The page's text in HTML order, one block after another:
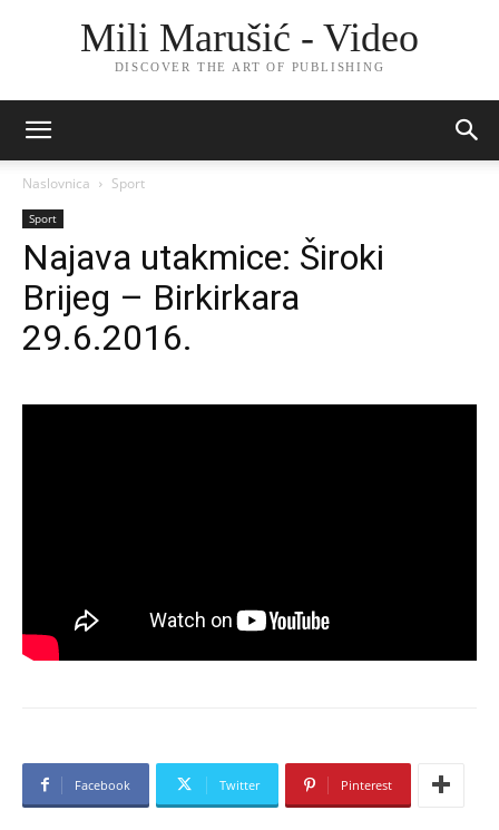
Mili Marušić - Video
DISCOVER THE ART OF PUBLISHING
Naslovnica Sport
Sport
Najava utakmice: Široki
Brijeg – Birkirkara
29.6.2016.
Facebook Twitter Pinterest